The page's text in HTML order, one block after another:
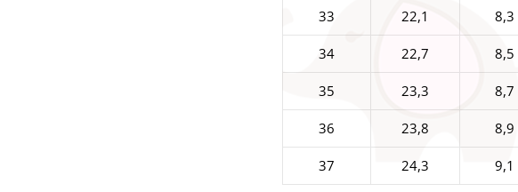
33 22,1 8,3
34 22,7 8,5
35 23,3 8,7
36 23,8 8,9
37 24,3 9,1